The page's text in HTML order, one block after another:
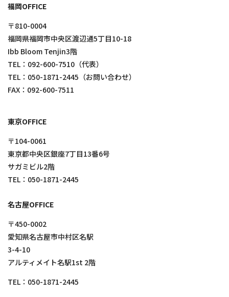
福岡OFFICE
〒810-0004
福岡県福岡市中央区渡辺通5丁目10-18
Ibb Bloom Tenjin3階
TEL： 092-600-7510 （代表）
TEL： 050-1871-2445 （お問い合わせ）
FAX：092-600-7511
東京OFFICE
〒104-0061
東京都中央区銀座7丁目13番6号
サガミビル2階
TEL： 050-1871-2445
名古屋OFFICE
〒450-0002
愛知県名古屋市中村区名駅
3-4-10
アルティメイト名駅1st 2階
TEL： 050-1871-2445